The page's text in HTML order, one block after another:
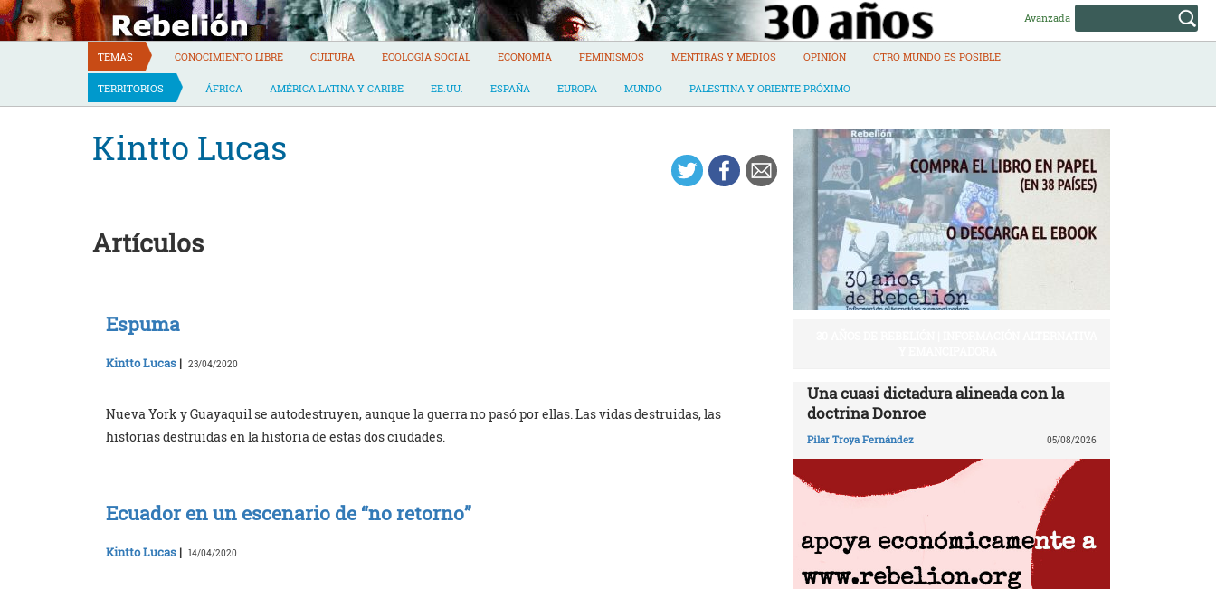
Skip
to
content
Avanzada
TEMAS CONOCIMIENTO LIBRE CULTURA ECOLOGÍA SOCIAL ECONOMÍA FEMINISMOS MENTIRAS Y MEDIOS OPINIÓN OTRO MUNDO ES POSIBLE
TERRITORIOS ÁFRICA AMÉRICA LATINA Y CARIBE EE.UU. ESPAÑA EUROPA MUNDO PALESTINA Y ORIENTE PRÓXIMO
Kintto Lucas
Artículos
Espuma
Kintto Lucas | 23/04/2020
Nueva York y Guayaquil se autodestruyen, aunque la guerra no pasó por ellas. Las vidas destruidas, las
historias destruidas en la historia de estas dos ciudades.
Ecuador en un escenario de “no retorno”
Kintto Lucas | 14/04/2020
Una cuasi dictadura alineada con la
doctrina Donroe
Pilar Troya Fernández 05/08/2026